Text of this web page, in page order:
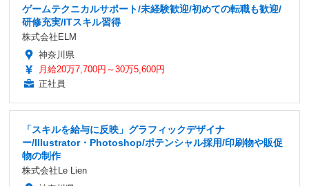
ゲームテクニカルサポート/未経験歓迎/初めての転職も歓迎/
研修充実/ITスキル習得
株式会社ELM
神奈川県
月給20万7,700円～30万5,600円
正社員
「スキルを給与に反映」グラフィックデザイナ
ー/Illustrator・Photoshop/ポテンシャル採用/印刷物や販促
物の制作
株式会社Le Lien